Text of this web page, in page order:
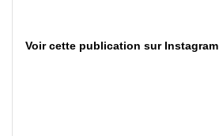
Voir cette publication sur Instagram